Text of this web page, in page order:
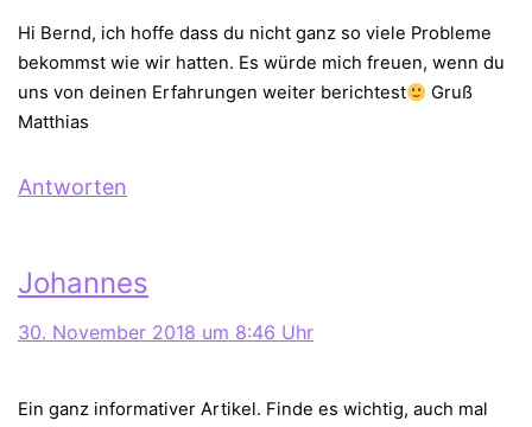
Hi Bernd, ich hoffe dass du nicht ganz so viele Probleme
bekommst wie wir hatten. Es würde mich freuen, wenn du
uns von deinen Erfahrungen weiter berichtest
Gruß
Matthias
Antworten
Johannes
30. November 2018 um 8:46 Uhr
Ein ganz informativer Artikel. Finde es wichtig, auch mal